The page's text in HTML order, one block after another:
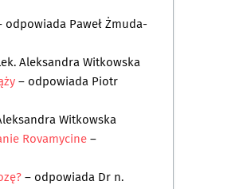
odpowiada Paweł Żmuda-
Aleksandra Witkowska
– odpowiada Piotr
Witkowska
Rovamycine–
– odpowiada Dr n.